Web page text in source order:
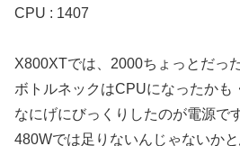
CPU : 1407
X800XTでは、2000ちょっとだっ
ボトルネックはCPUになったかも
なにげにびっくりしたのが電源です
480Wでは足りないんじゃないか